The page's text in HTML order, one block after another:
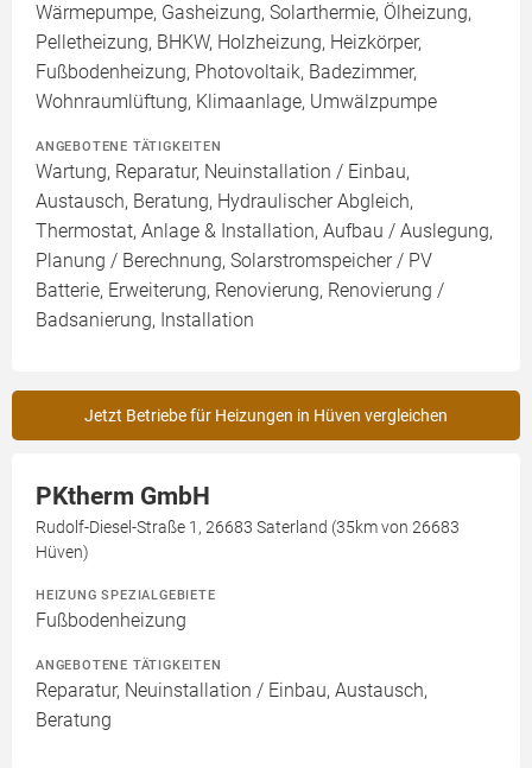
Wärmepumpe, Gasheizung, Solarthermie, Ölheizung,
Pelletheizung, BHKW, Holzheizung, Heizkörper,
Fußbodenheizung, Photovoltaik, Badezimmer,
Wohnraumlüftung, Klimaanlage, Umwälzpumpe
ANGEBOTENE TÄTIGKEITEN
Wartung, Reparatur, Neuinstallation / Einbau,
Austausch, Beratung, Hydraulischer Abgleich,
Thermostat, Anlage & Installation, Aufbau / Auslegung,
Planung / Berechnung, Solarstromspeicher / PV
Batterie, Erweiterung, Renovierung, Renovierung /
Badsanierung, Installation
Jetzt Betriebe für Heizungen in Hüven vergleichen
PKtherm GmbH
Rudolf-Diesel-Straße 1, 26683 Saterland (35km von 26683
Hüven)
HEIZUNG SPEZIALGEBIETE
Fußbodenheizung
ANGEBOTENE TÄTIGKEITEN
Reparatur, Neuinstallation / Einbau, Austausch,
Beratung